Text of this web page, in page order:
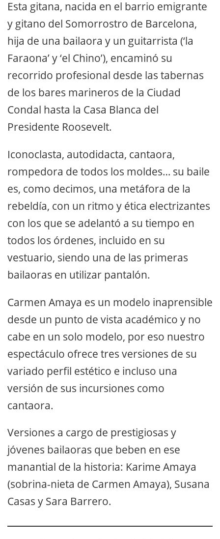
Esta gitana, nacida en el barrio emigrante
y gitano del Somorrostro de Barcelona,
hija de una bailaora y un guitarrista (‘la
Faraona’ y ‘el Chino’), encaminó su
recorrido profesional desde las tabernas
de los bares marineros de la Ciudad
Condal hasta la Casa Blanca del
Presidente Roosevelt.
Iconoclasta, autodidacta, cantaora,
rompedora de todos los moldes… su baile
es, como decimos, una metáfora de la
rebeldía, con un ritmo y ética electrizantes
con los que se adelantó a su tiempo en
todos los órdenes, incluido en su
vestuario, siendo una de las primeras
bailaoras en utilizar pantalón.
Carmen Amaya es un modelo inaprensible
desde un punto de vista académico y no
cabe en un solo modelo, por eso nuestro
espectáculo ofrece tres versiones de su
variado perfil estético e incluso una
versión de sus incursiones como
cantaora.
Versiones a cargo de prestigiosas y
jóvenes bailaoras que beben en ese
manantial de la historia: Karime Amaya
(sobrina-nieta de Carmen Amaya), Susana
Casas y Sara Barrero.